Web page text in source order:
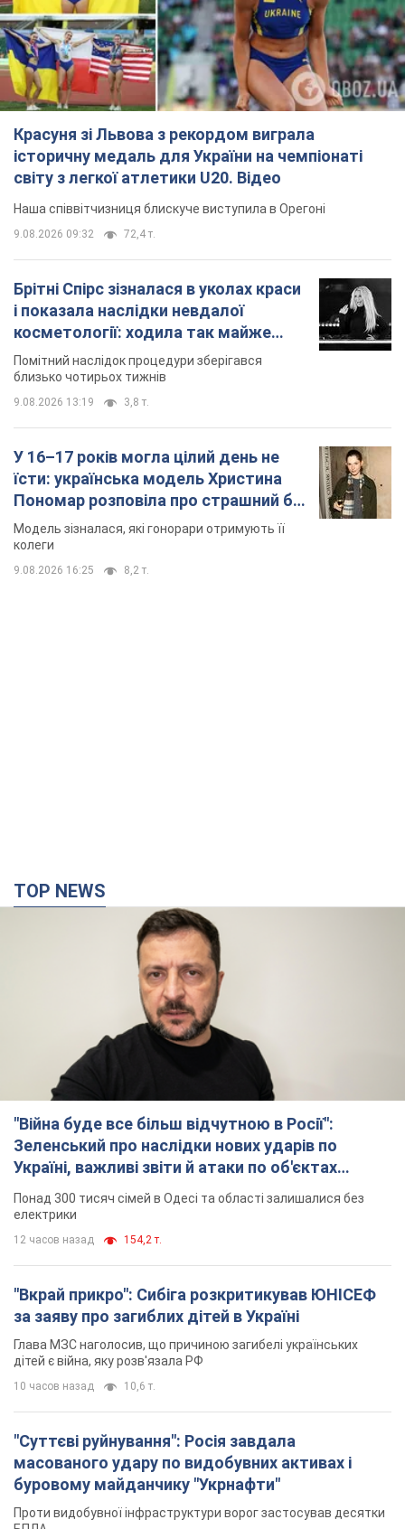
Красуня зі Львова з рекордом виграла
історичну медаль для України на чемпіонаті
світу з легкої атлетики U20. Відео
Наша співвітчизниця блискуче виступила в Орегоні
9.08.2026 09:32 72,4 т.
Брітні Спірс зізналася в уколах краси
і показала наслідки невдалої
косметології: ходила так майже
місяць
Помітний наслідок процедури зберігався
близько чотирьох тижнів
9.08.2026 13:19 3,8 т.
У 16–17 років могла цілий день не
їсти: українська модель Христина
Пономар розповіла про страшний бік
модельної кар’єри
Модель зізналася, які гонорари отримують її
колеги
9.08.2026 16:25 8,2 т.
TOP NEWS
"Війна буде все більш відчутною в Росії":
Зеленський про наслідки нових ударів по
Україні, важливі звіти й атаки по об'єктах
ворога. Відео
Понад 300 тисяч сімей в Одесі та області залишалися без
електрики
12 часов назад 154,2 т.
"Вкрай прикро": Сибіга розкритикував ЮНІСЕФ
за заяву про загиблих дітей в Україні
Глава МЗС наголосив, що причиною загибелі українських
дітей є війна, яку розв'язала РФ
10 часов назад 10,6 т.
"Суттєві руйнування": Росія завдала
масованого удару по видобувних активах і
буровому майданчику "Укрнафти"
Проти видобувної інфраструктури ворог застосував десятки